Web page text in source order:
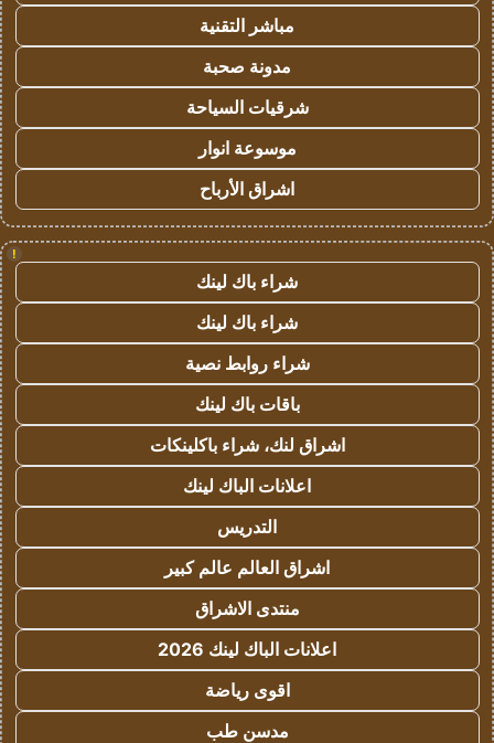
مباشر التقنية
مدونة صحبة
شرقيات السياحة
موسوعة انوار
اشراق الأرباح
!
شراء باك لينك
شراء باك لينك
شراء روابط نصية
باقات باك لينك
اشراق لنك، شراء باكلينكات
اعلانات الباك لينك
التدريس
اشراق العالم عالم كبير
منتدى الاشراق
اعلانات الباك لينك 2026
اقوى رياضة
مدسن طب